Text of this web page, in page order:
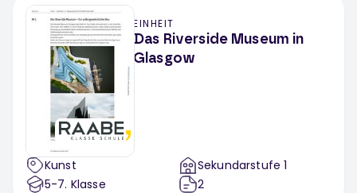
EINHEIT
Das Riverside Museum in
Glasgow
Kunst
5-7. Klasse
Sekundarstufe 1
2